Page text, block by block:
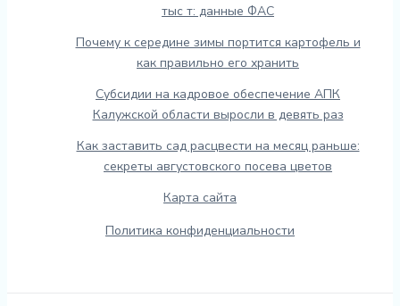
тыс т: данные ФАС
Почему к середине зимы портится картофель и
как правильно его хранить
Субсидии на кадровое обеспечение АПК
Калужской области выросли в девять раз
Как заставить сад расцвести на месяц раньше:
секреты августовского посева цветов
Карта сайта
Политика конфиденциальности